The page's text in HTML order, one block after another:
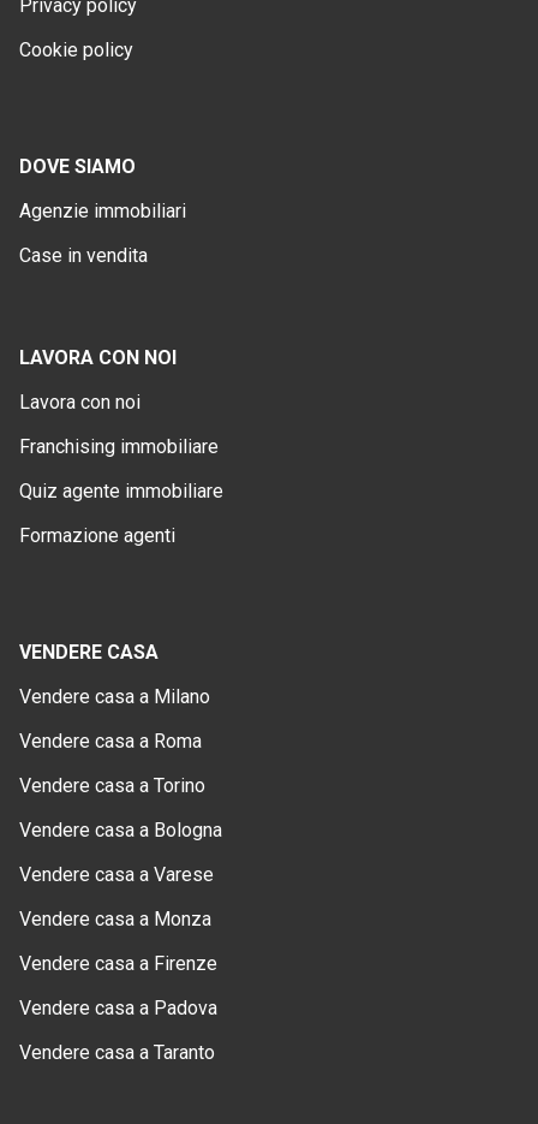
Privacy policy
Cookie policy
DOVE SIAMO
Agenzie immobiliari
Case in vendita
LAVORA CON NOI
Lavora con noi
Franchising immobiliare
Quiz agente immobiliare
Formazione agenti
VENDERE CASA
Vendere casa a Milano
Vendere casa a Roma
Vendere casa a Torino
Vendere casa a Bologna
Vendere casa a Varese
Vendere casa a Monza
Vendere casa a Firenze
Vendere casa a Padova
Vendere casa a Taranto